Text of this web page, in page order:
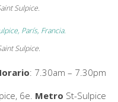
Sulpice.
Sulpice.
: 7.30am – 7.30pm
6e. Metro St-Sulpice